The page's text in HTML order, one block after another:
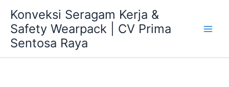
content
Konveksi Seragam Kerja &
Safety Wearpack | CV Prima
Sentosa Raya